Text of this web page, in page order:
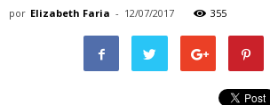
por Elizabeth Faria - 12/07/2017 355